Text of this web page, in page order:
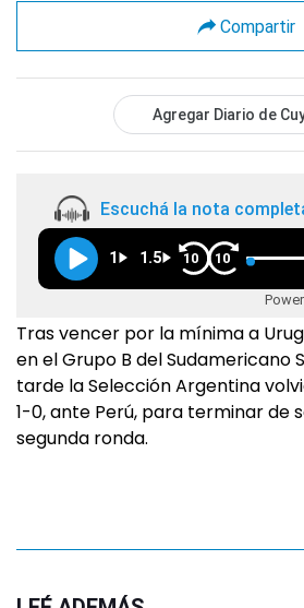
Compartir
Agregar Diario de
Escuchá la nota
1 1.5 10 10
Tras vencer por la mínima a
en el Grupo B del Sudamericano
tarde la Selección Argentina
1-0, ante Perú, para terminar de
segunda ronda.